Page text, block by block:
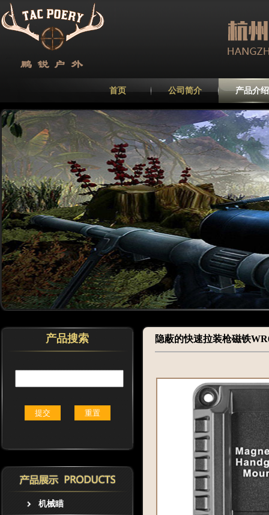
首页 公司简介 产品介绍
产品搜索
机械瞄
隐蔽的快速拉装枪磁铁